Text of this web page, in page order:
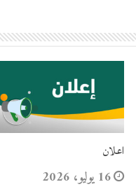
اعلان
16 يوليو، 2026